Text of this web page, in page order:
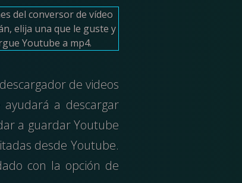
del conversor de vídeo
elija una que le guste y
Youtube a mp4.
de videos
a descargar
a guardar Youtube
desde Youtube.
con la opción de